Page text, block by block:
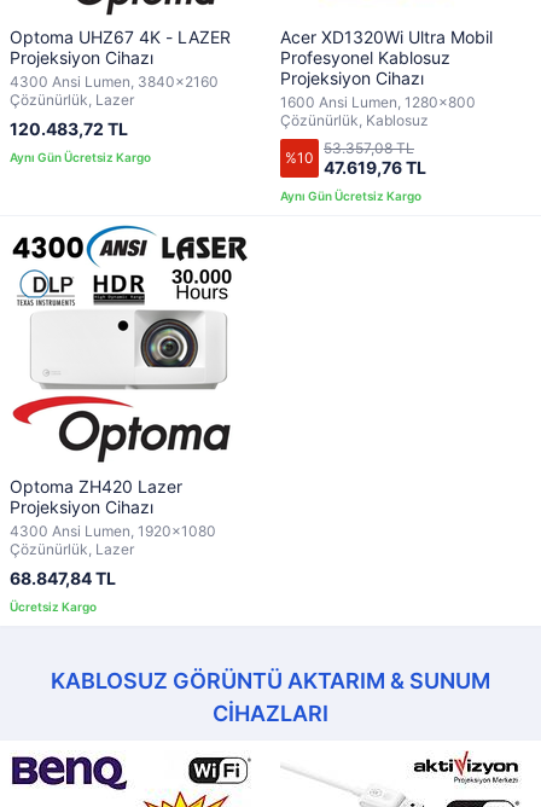
Optoma UHZ67 4K - LAZER
Projeksiyon Cihazı
4300 Ansi Lumen, 3840x2160
Çözünürlük, Lazer
120.483,72 TL
Acer XD1320Wi Ultra Mobil
Profesyonel Kablosuz
Projeksiyon Cihazı
1600 Ansi Lumen, 1280x800
Çözünürlük, Kablosuz
%10 47.619,76 TL
53.357,08 TL
Optoma ZH420 Lazer
Projeksiyon Cihazı
4300 Ansi Lumen, 1920x1080
Çözünürlük, Lazer
68.847,84 TL
KABLOSUZ GÖRÜNTÜ AKTARIM & SUNUM
CİHAZLARI